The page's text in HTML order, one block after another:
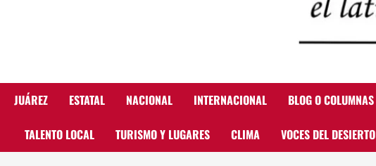
JUÁREZ ESTATAL NACIONAL INTERNACIONAL BLOG O COLUMNAS
TALENTO LOCAL TURISMO Y LUGARES CLIMA VOCES DEL DESIERTO